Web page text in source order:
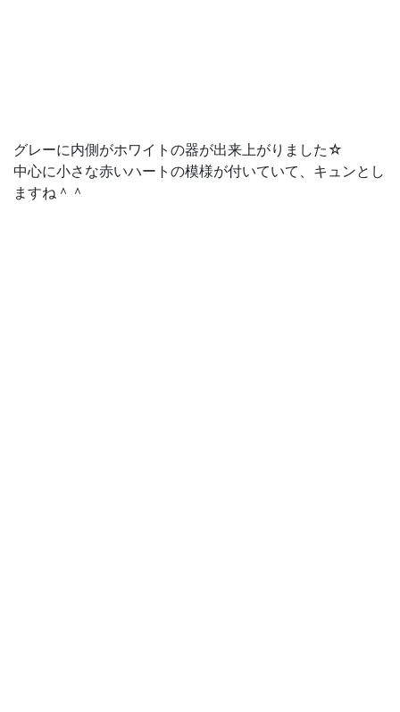
グレーに内側がホワイトの器が出来上がりました☆
中心に小さな赤いハートの模様が付いていて、キュンとし
ますね＾＾